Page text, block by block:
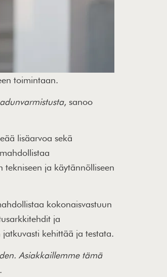
toimintaan.
, sanoo
lisäarvoa sekä
tekniseen ja käytännölliseen
kokonaisvastuun
ja
kehittää ja testata.
Asiakkaillemme tämä